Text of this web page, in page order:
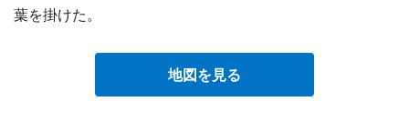
葉を掛けた。
地図を見る